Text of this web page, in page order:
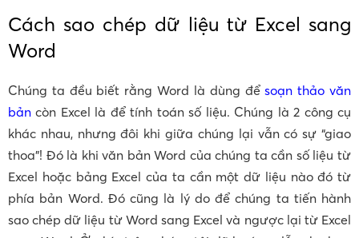
Cách sao chép dữ liệu từ Excel sang
Word
Chúng ta đều biết rằng Word là dùng đểsoạn thảo văn
bản còn Excel là để tính toán số liệu. Chúng là 2 công cụ
khác nhau, nhưng đôi khi giữa chúng lại vẫn có sự “giao
thoa”! Đó là khi văn bản Word của chúng ta cần số liệu từ
Excel hoặc bảng Excel của ta cần một dữ liệu nào đó từ
phía bản Word. Đó cũng là lý do để chúng ta tiến hành
sao chép dữ liệu từ Word sang Excel và ngược lại từ Excel